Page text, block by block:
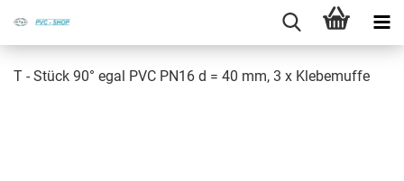
T - Stück 90° egal PVC PN16 d = 40 mm, 3 x Kle­be­muf­fe